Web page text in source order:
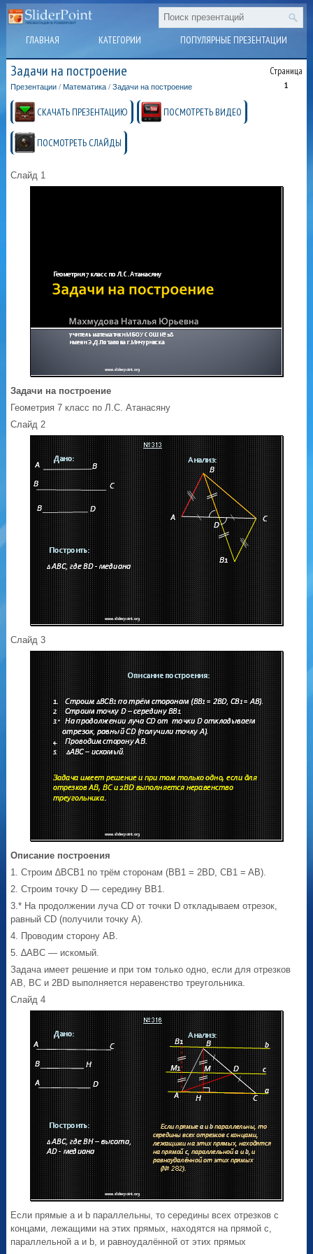
ГЛАВНАЯ КАТЕГОРИИ ПОПУЛЯРНЫЕ ПРЕЗЕНТАЦИИ
Задачи на построение Страница
1
Презентации / Математика /Задачи на построение
СКАЧАТЬ ПРЕЗЕНТАЦИЮ ПОСМОТРЕТЬ ВИДЕО
ПОСМОТРЕТЬ СЛАЙДЫ
Слайд 1
Задачи на построение
Геометрия 7 класс по Л.С. Атанасяну
Слайд 2
Слайд 3
Описание построения
1. Строим ∆BCB1 по трём сторонам (BB1 = 2BD, CB1 = AB).
2. Строим точку D — середину BB1.
3.* На продолжении луча CD от точки D откладываем отрезок,
равный CD (получили точку A).
4. Проводим сторону AB.
5. ∆ABC — искомый.
Задача имеет решение и при том только одно, если для отрезков
AB, BC и 2BD выполняется неравенство треугольника.
Слайд 4
Если прямые a и b параллельны, то середины всех отрезков с
концами, лежащими на этих прямых, находятся на прямой с,
параллельной a и b, и равноудалённой от этих прямых